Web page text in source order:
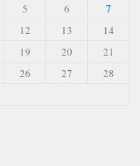
5 6 7
12 13
14
19 20
21
26 27
28